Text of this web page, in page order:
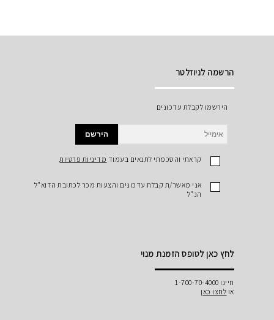
הרשמה לניוזלטר
הירשמו לקבלת עדכונים
קראתי והסכמתי לתנאים בעמודמדיניות פרטיות
אני מאשר/ת קבלת עדכונים והצעות מכר לכתובת הדוא"ל
הנ"ל
לחץ כאן לטופס הזמנת מנוי
לחצו כאן